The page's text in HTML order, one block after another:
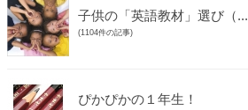
子供の「英語教材」選び（...
(1104件の記事)
ぴかぴかの１年生！